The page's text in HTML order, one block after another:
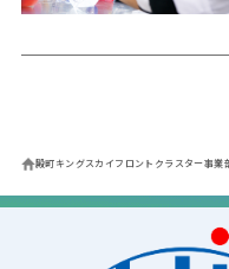
殿町キングスカイフロントクラスター事業